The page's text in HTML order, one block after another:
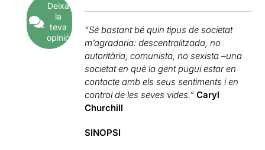
Deixa
la
teva
opinió
“Sé bastant bé quin tipus de societat
m’agradaria: descentralitzada, no
autoritària, comunista, no sexista –una
societat en què la gent pugui estar en
contacte amb els seus sentiments i en
control de les seves vides.”Caryl
Churchill
SINOPSI